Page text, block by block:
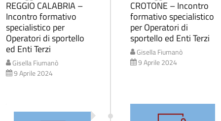
REGGIO CALABRIA –
Incontro formativo
specialistico per
Operatori di sportello
ed Enti Terzi
Gisella Fiumanò
9 Aprile 2024
CROTONE – Incontro
formativo specialistico
per Operatori di
sportello ed Enti Terzi
Gisella Fiumanò
9 Aprile 2024